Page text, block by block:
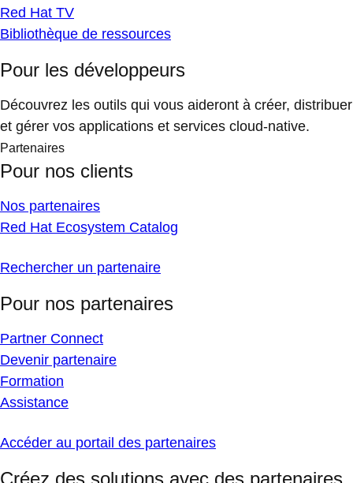
Red Hat TV
Bibliothèque de ressources
Pour les développeurs
Découvrez les outils qui vous aideront à créer, distribuer
et gérer vos applications et services cloud-native.
Partenaires
Pour nos clients
Nos partenaires
Red Hat Ecosystem Catalog
Rechercher un partenaire
Pour nos partenaires
Partner Connect
Devenir partenaire
Formation
Assistance
Accéder au portail des partenaires
Créez des solutions avec des partenaires